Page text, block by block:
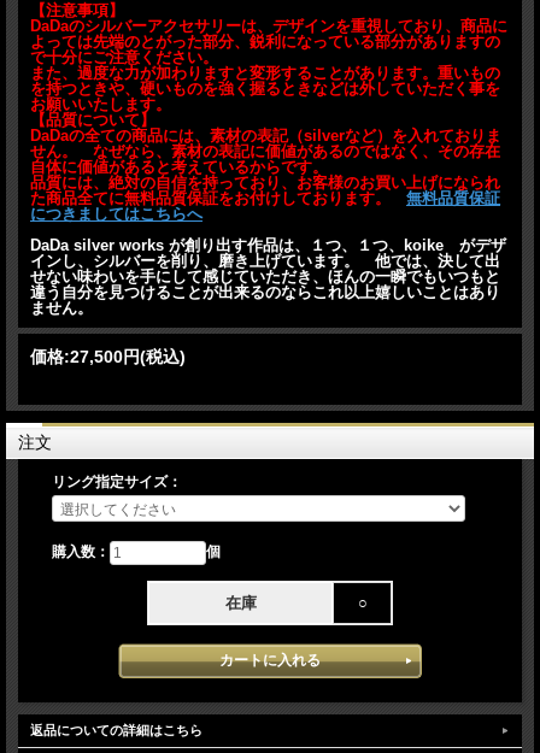
【注意事項】
DaDaのシルバーアクセサリーは、デザインを重視しており、商品に
よっては先端のとがった部分、鋭利になっている部分がありますの
で十分にご注意ください。
また、過度な力が加わりますと変形することがあります。重いもの
を持つときや、硬いものを強く握るときなどは外していただく事を
お願いいたします。
【品質について】
DaDaの全ての商品には、素材の表記（silverなど）を入れておりま
せん。 なぜなら、素材の表記に価値があるのではなく、その存在
自体に価値があると考えているからです。
品質には、絶対の自信を持っており、お客様のお買い上げになられ
た商品全てに無料品質保証をお付けしております。 無料品質保証
につきましてはこちらへ
DaDa silver works が創り出す作品は、１つ、１つ、koike がデザ
インし、シルバーを削り、磨き上げています。 他では、決して出
せない味わいを手にして感じていただき、ほんの一瞬でもいつもと
違う自分を見つけることが出来るのならこれ以上嬉しいことはあり
ません。
価格:27,500円(税込)
注文
リング指定サイズ：
購入数： 個
在庫 ○
返品についての詳細はこちら